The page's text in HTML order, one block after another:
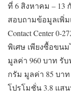
ที่ 6 สิงหาคม – 13
สอบถามข้อมูลเพิ่ม
Contact Center 0-
พิเศษ เพียงซื้อขน
มูลค่า 960 บาท รั
กรัม มูลค่า 85 บา
โปรโมชั่น 3.8 แส